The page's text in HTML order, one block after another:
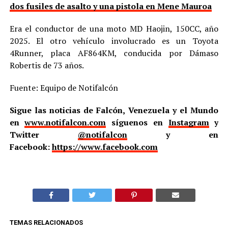
dos fusiles de asalto y una pistola en Mene Mauroa
Era el conductor de una moto MD Haojin, 150CC, año
2025. El otro vehículo involucrado es un Toyota
4Runner, placa AF864KM, conducida por Dámaso
Robertis de 73 años.
Fuente: Equipo de Notifalcón
Sigue las noticias de Falcón, Venezuela y el Mundo
enwww.notifalcon.com síguenos en Instagramy
Twitter @notifalcony en
Facebook:https://www.facebook.com
TEMAS RELACIONADOS